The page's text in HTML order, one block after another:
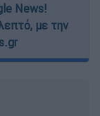
News!
με την